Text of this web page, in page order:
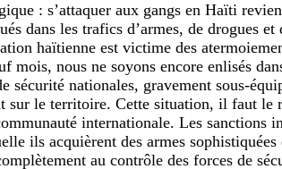
: s’attaquer aux gangs en Haïti
dans les trafics d’armes, de drogues
haïtienne est victime des
mois, nous ne soyons encore enlisés
sécurité nationales, gravement sous-
sur le territoire. Cette situation, il faut le
internationale. Les
ils acquièrent des armes
au contrôle des forces de